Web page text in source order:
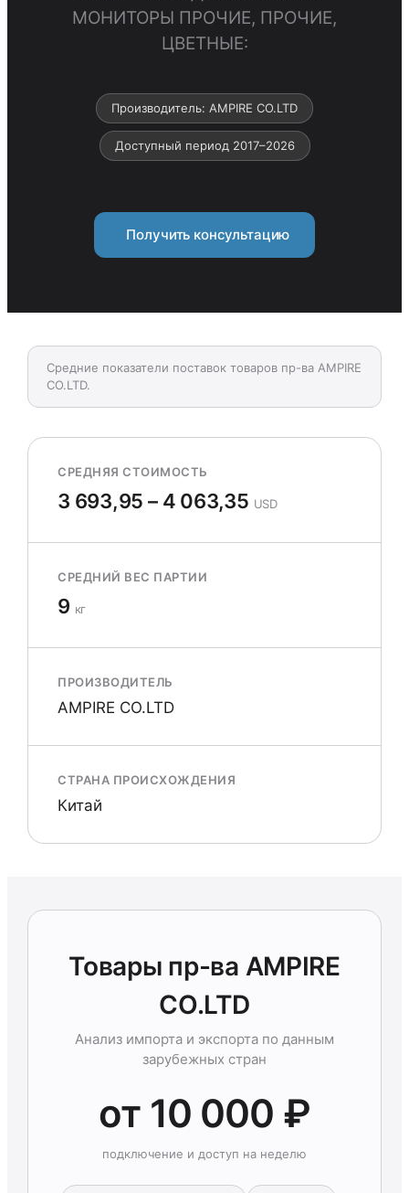
МОНИТОРЫ ПРОЧИЕ, ПРОЧИЕ,
ЦВЕТНЫЕ:
Производитель: AMPIRE CO.LTD
Доступный период 2017–2026
Получить консультацию
Средние показатели поставок товаров пр-ва AMPIRE
CO.LTD.
СРЕДНЯЯ СТОИМОСТЬ
3 693,95 – 4 063,35 USD
СРЕДНИЙ ВЕС ПАРТИИ
9 кг
ПРОИЗВОДИТЕЛЬ
AMPIRE CO.LTD
СТРАНА ПРОИСХОЖДЕНИЯ
Китай
Товары пр-ва AMPIRE
CO.LTD
Анализ импорта и экспорта по данным
зарубежных стран
от 10 000 ₽
подключение и доступ на неделю